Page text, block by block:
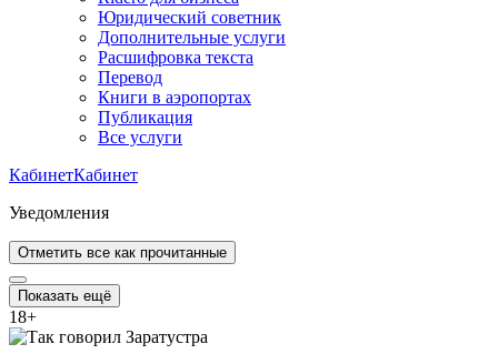
Юридический советник
Дополнительные услуги
Расшифровка текста
Перевод
Книги в аэропортах
Публикация
Все услуги
КабинетКабинет
Уведомления
Отметить все как прочитанные
Показать ещё
18+